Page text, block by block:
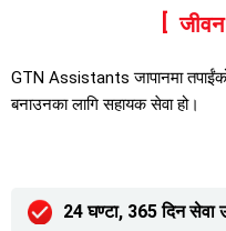
GTN Assistants जापानमा
बनाउनका लागि सहायक सेवा हो।
24 घण्टा, 365 दिन सेवा